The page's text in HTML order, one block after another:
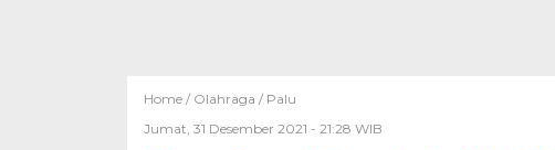
Home / Olahraga / Palu
Jumat, 31 Desember 2021 - 21:28 WIB